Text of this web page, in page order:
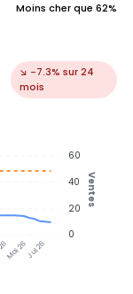
Moins cher que 62%
↘ -7.3% sur 24
mois
Mai 26Jul 26
60
40
20
0
Ventes